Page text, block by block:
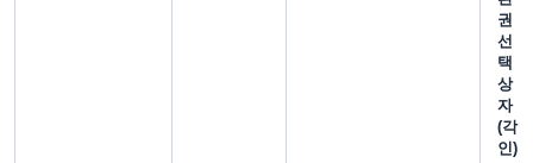
권
선
택
상
자
(각
인)